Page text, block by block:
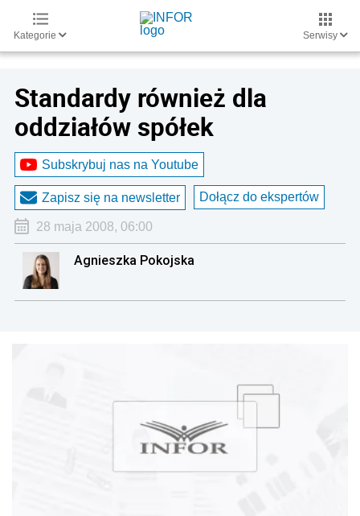
Kategorie Serwisy
Standardy również dla
oddziałów spółek
Subskrybuj nas na Youtube
Zapisz się na newsletter Dołącz do ekspertów
28 maja 2008, 06:00
Agnieszka Pokojska